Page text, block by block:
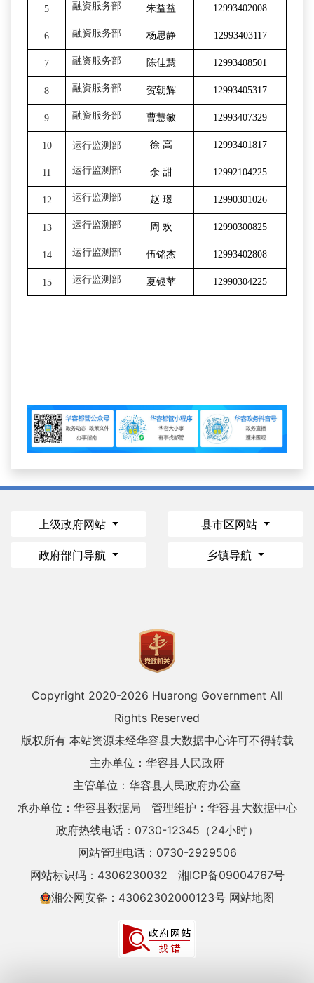
5 融资服务部 朱益益 12993402008
6 融资服务部 杨思静 12993403117
7 融资服务部 陈佳慧 12993408501
8 融资服务部 贺朝辉 12993405317
9 融资服务部 曹慧敏 12993407329
10 运行监测部 徐 高 12993401817
11 运行监测部 余 甜 12992104225
12 运行监测部 赵 璟 12990301026
13 运行监测部 周 欢 12990300825
14 运行监测部 伍铭杰 12993402808
15 运行监测部 夏银苹 12990304225
上级政府网站 县市区网站
政府部门导航 乡镇导航
Copyright 2020-2026 Huarong Government All
Rights Reserved
版权所有 本站资源未经华容县大数据中心许可不得转载
主办单位：华容县人民政府
主管单位：华容县人民政府办公室
承办单位：华容县数据局
管理维护：华容县大数据中心
政府热线电话：0730-12345（24小时）
网站管理电话：0730-2929506
网站标识码：4306230032
湘ICP备09004767号
湘公网安备：43062302000123号 网站地图